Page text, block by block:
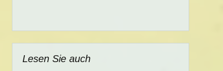
Lesen Sie auch